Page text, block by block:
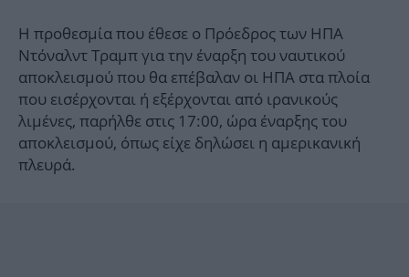
Η προθεσμία που έθεσε ο Πρόεδρος των ΗΠΑ
Ντόναλντ Τραμπ για την έναρξη του ναυτικού
αποκλεισμού που θα επέβαλαν οι ΗΠΑ στα πλοία
που εισέρχονται ή εξέρχονται από ιρανικούς
λιμένες, παρήλθε στις 17:00, ώρα έναρξης του
αποκλεισμού, όπως είχε δηλώσει η αμερικανική
πλευρά.